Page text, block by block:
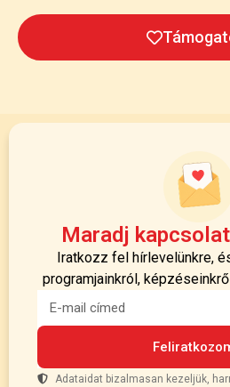
Maradj
Iratkozz fel hírlevelünkre,
programjainkról,
Adataidat bizalmasan kezeljük,